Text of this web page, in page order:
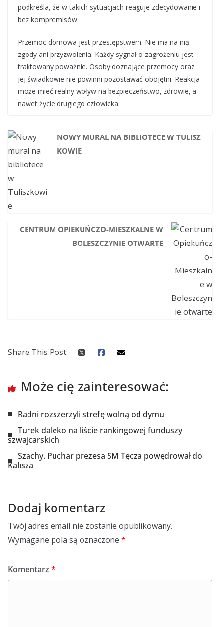
podkreśla, że w takich sytuacjach reaguje zdecydowanie i
bez kompromisów.
Przemoc domowa jest przestępstwem. Nie ma na nią
zgody ani przyzwolenia. Każdy sygnał o zagrożeniu jest
traktowany poważnie. Osoby doznające przemocy oraz
jej świadkowie nie powinni pozostawać obojętni. Reakcja
może mieć realny wpływ na bezpieczeństwo, zdrowie, a
nawet życie drugiego człowieka.
NOWY MURAL NA BIBLIOTECE W TULISZ
KOWIE
CENTRUM OPIEKUŃCZO-MIESZKALNE W
BOLESZCZYNIE OTWARTE
Share This Post:
Może cię zainteresować:
Radni rozszerzyli strefę wolną od dymu
Turek daleko na liście rankingowej funduszy
szwajcarskich
Szachy. Puchar prezesa SM Tęcza powędrował do
Kalisza
Dodaj komentarz
Twój adres email nie zostanie opublikowany.
Wymagane pola są oznaczone *
Komentarz *